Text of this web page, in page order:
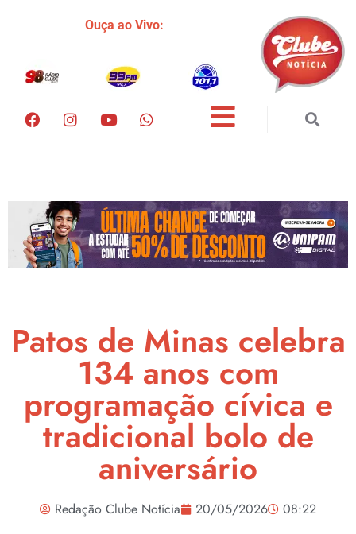
Ouça ao Vivo:
Patos de Minas celebra
134 anos com
programação cívica e
tradicional bolo de
aniversário
Redação Clube Notícia 20/05/2026
08:22